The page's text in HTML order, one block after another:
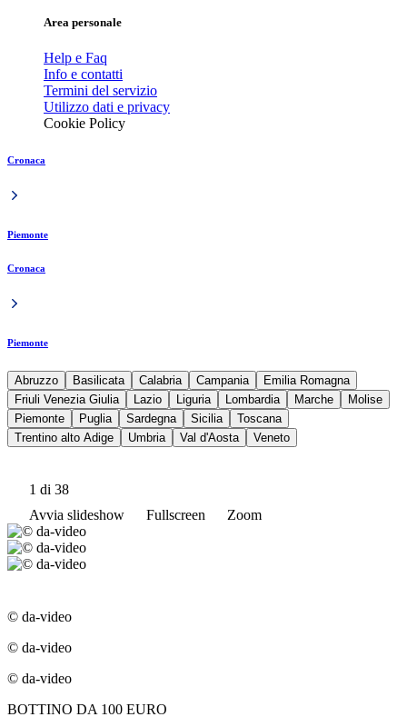
Area personale
Help e Faq
Info e contatti
Termini del servizio
Utilizzo dati e privacy
Cookie Policy
Cronaca
Piemonte
Cronaca
Piemonte
Abruzzo Basilicata Calabria Campania
Emilia Romagna
Friuli Venezia Giulia
Lazio Liguria Lombardia Marche
Molise
Piemonte
Puglia Sardegna Sicilia
Toscana
Trentino alto Adige
Umbria Val d'Aosta Veneto
1 di 38
Avvia slideshow
Fullscreen Zoom
© da-video
© da-video
© da-video
BOTTINO DA 100 EURO